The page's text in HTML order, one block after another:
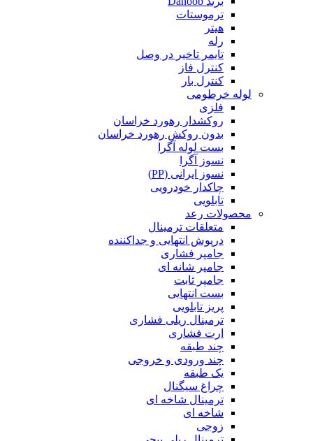
ترموستات
هیتر
رله
تایمر تاخیر در وصل
کنترل فاز
کنترل بار
لوله خرطومی
فلزی
روکشدار رهورد خراسان
بدون روکش رهورد خراسان
بست لوله آگرا
نسوز آگرا
نسوز ایرانی (PP)
چاکدار خودرویی
تابلویی
محصولات رعد
متعلقات ترمینال
درپوش انتهایی و جداکننده
جامپر فشاری
جامپر شانه ای
جامپر ثابت
بست انتهایی
پریز تابلویی
ترمینال ریلی فشاری
ارت فشاری
چند طبقه
چند ورودی و خروجی
یک طبقه
چراغ سیگنال
ترمینال شاخه ای
شاخه ای
زوجی